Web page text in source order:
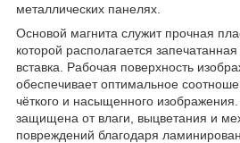
металлических панелях.
Основой магнита служит прочная
которой располагается
вставка. Рабочая поверхность
обеспечивает оптимальное
чёткого и насыщенного
защищена от влаги, выцветания и
повреждений благодаря